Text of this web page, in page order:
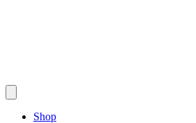
Shop